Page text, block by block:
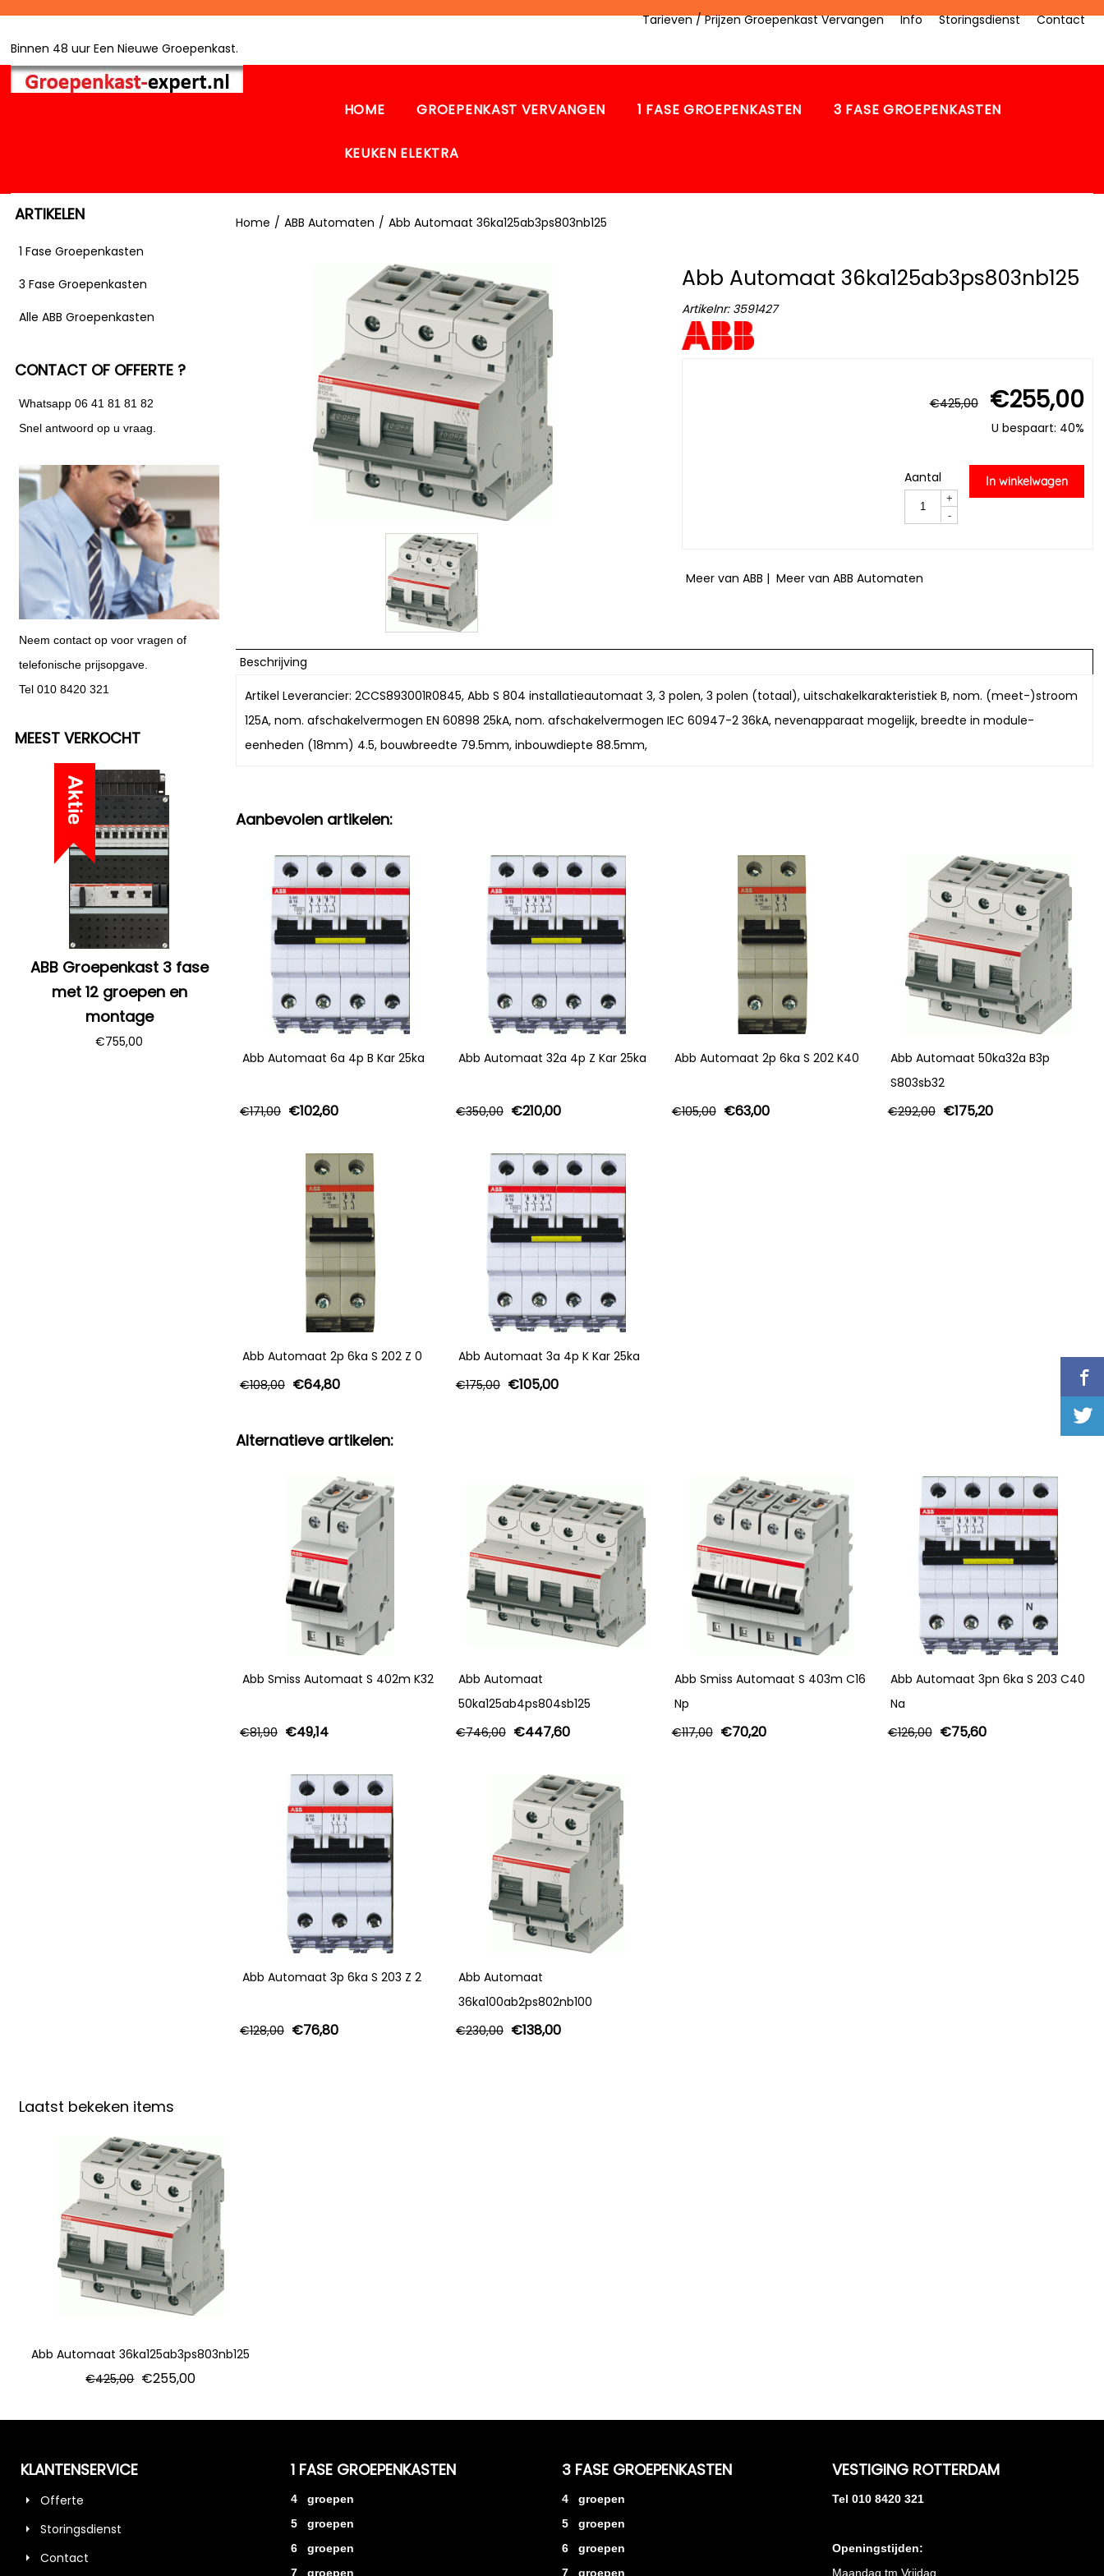
Binnen 48 uur Een Nieuwe Groepenkast.
Tarieven / Prijzen Groepenkast Vervangen Info Storingsdienst Contact
HOME GROEPENKAST VERVANGEN 1 FASE GROEPENKASTEN 3 FASE GROEPENKASTEN
KEUKEN ELEKTRA
ARTIKELEN
1 Fase Groepenkasten
3 Fase Groepenkasten
Alle ABB Groepenkasten
CONTACT OF OFFERTE ?
Whatsapp 06 41 81 81 82
Snel antwoord op u vraag.
Neem contact op voor vragen of
telefonische prijsopgave.
Tel 010 8420 321
MEEST VERKOCHT
ABB Groepenkast 3 fase
met 12 groepen en
montage
€755,00
Home / ABB Automaten / Abb Automaat 36ka125ab3ps803nb125
Abb Automaat 36ka125ab3ps803nb125
Artikelnr: 3591427
€425,00 €255,00
U bespaart: 40%
Aantal
+
-
In winkelwagen
Meer van ABB | Meer van ABB Automaten
Beschrijving
Artikel Leverancier: 2CCS893001R0845, Abb S 804 installatieautomaat 3, 3 polen, 3 polen (totaal), uitschakelkarakteristiek B, nom. (meet-)stroom
125A, nom. afschakelvermogen EN 60898 25kA, nom. afschakelvermogen IEC 60947-2 36kA, nevenapparaat mogelijk, breedte in module-
eenheden (18mm) 4.5, bouwbreedte 79.5mm, inbouwdiepte 88.5mm,
Aanbevolen artikelen:
Abb Automaat 6a 4p B Kar 25ka
€171,00 €102,60
Abb Automaat 32a 4p Z Kar 25ka
€350,00 €210,00
Abb Automaat 2p 6ka S 202 K40
€105,00 €63,00
Abb Automaat 50ka32a B3p
S803sb32
€292,00 €175,20
Abb Automaat 2p 6ka S 202 Z 0
€108,00 €64,80
Abb Automaat 3a 4p K Kar 25ka
€175,00 €105,00
Alternatieve artikelen:
Abb Smiss Automaat S 402m K32
€81,90 €49,14
Abb Automaat
50ka125ab4ps804sb125
€746,00 €447,60
Abb Smiss Automaat S 403m C16
Np
€117,00 €70,20
Abb Automaat 3pn 6ka S 203 C40
Na
€126,00 €75,60
Abb Automaat 3p 6ka S 203 Z 2
€128,00 €76,80
Abb Automaat
36ka100ab2ps802nb100
€230,00 €138,00
Laatst bekeken items
Abb Automaat 36ka125ab3ps803nb125
€425,00 €255,00
KLANTENSERVICE
Offerte
Storingsdienst
Contact
1 FASE GROEPENKASTEN
4 groepen
5 groepen
6 groepen
7 groepen
3 FASE GROEPENKASTEN
4 groepen
5 groepen
6 groepen
7 groepen
VESTIGING ROTTERDAM
Tel 010 8420 321
Openingstijden:
Maandag tm Vrijdag